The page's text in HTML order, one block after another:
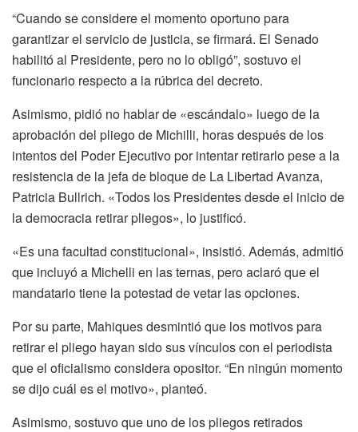
“Cuando se considere el momento oportuno para
garantizar el servicio de justicia, se firmará. El Senado
habilitó al Presidente, pero no lo obligó”, sostuvo el
funcionario respecto a la rúbrica del decreto.
Asimismo, pidió no hablar de «escándalo» luego de la
aprobación del pliego de Michilli, horas después de los
intentos del Poder Ejecutivo por intentar retirarlo pese a la
resistencia de la jefa de bloque de La Libertad Avanza,
Patricia Bullrich. «Todos los Presidentes desde el inicio de
la democracia retirar pliegos», lo justificó.
«Es una facultad constitucional», insistió. Además, admitió
que incluyó a Michelli en las ternas, pero aclaró que el
mandatario tiene la potestad de vetar las opciones.
Por su parte, Mahiques desmintió que los motivos para
retirar el pliego hayan sido sus vínculos con el periodista
que el oficialismo considera opositor. “En ningún momento
se dijo cuál es el motivo», planteó.
Asimismo, sostuvo que uno de los pliegos retirados